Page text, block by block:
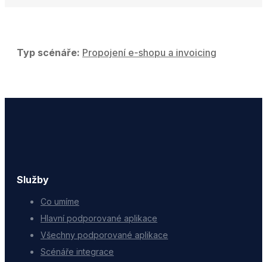
Typ scénáře: Propojení e-shopu a invoicing
Služby
Co umíme
Hlavní podporované aplikace
Všechny podporované aplikace
Scénáře integrace